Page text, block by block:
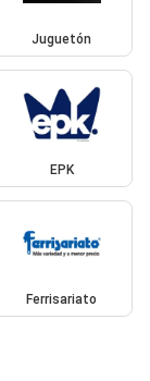
Juguetón
EPK
Ferrisariato